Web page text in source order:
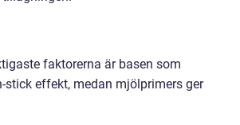
faktorerna är basen som
stick effekt, medan mjölprimers ger